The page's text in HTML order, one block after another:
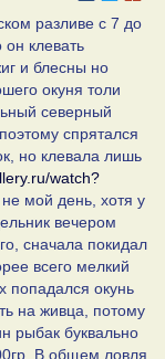
разливе с 7 до
клевать
и блесны но
окуня толи
северный
спрятался
но клевала лишь
watch?
мой день, хотя у
вечером
сначала покидал
всего мелкий
попадался окунь
на живца, потому
рыбак буквально
В общем ловля